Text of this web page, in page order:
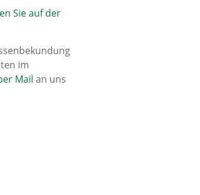
Sie auf der
im
Mail an uns